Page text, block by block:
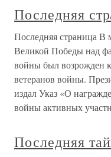
Последняя
Последняя страница В
Великой Победы над
войны был возрожден
ветеранов войны.
издал Указ «О
войны активных
Последняя